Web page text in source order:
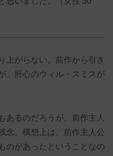
上がらない。前作から引き
、肝心のウィル・スミスが
あるのだろうが、前作主人
念。構想上は、前作主人公
のがあったということなの